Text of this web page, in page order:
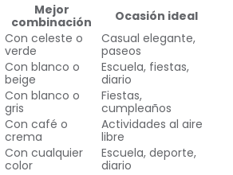
Mejor
combinación
Ocasión ideal
Con celeste o
verde
Casual elegante,
paseos
Con blanco o
beige
Escuela, fiestas,
diario
Con blanco o
gris
Fiestas,
cumpleaños
Con café o
crema
Actividades al aire
libre
Con cualquier
color
Escuela, deporte,
diario